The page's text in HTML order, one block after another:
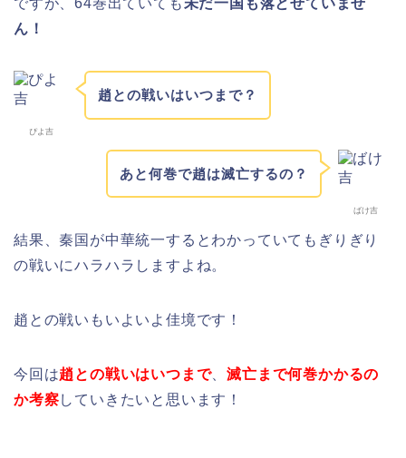
ですが、64巻出ていても未だ一国も落とせていませ
ん！
ぴよ吉
趙との戦いはいつまで？
ばけ吉
あと何巻で趙は滅亡するの？
結果、秦国が中華統一するとわかっていてもぎりぎり
の戦いにハラハラしますよね。
趙との戦いもいよいよ佳境です！
今回は趙との戦いはいつまで、滅亡まで何巻かかるの
か考察していきたいと思います！